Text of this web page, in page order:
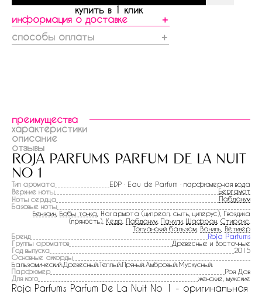
купить в 1 клик
информация о доставке
＋
способы оплаты
＋
преимущества
характеристики
описание
отзывы
roja parfums parfum de la nuit
no 1
Тип аромата
EDP · Eau de Parfum · парфюмерная вода
Верхние ноты
Бергамот
Ноты сердца
Лабданум
Базовые ноты
Бензоин Бобы тонка , Нагармота (ципреол, сыть, циперус), Гвоздика
(пряность), Кедр Лабданум Пачули Шафран Стиракс
Толуанский бальзам Ваниль Ветивер
Бренд
Roja Parfums
Группы ароматов
Древесные и Восточные
Год выпуска
2015
Основные аккорды
Бальзамический:Древесный:Теплый:Пряный:Амбровый:Мускусный:
Парфюмер
Роя Дав
Для кого
женские, мужские
Roja Parfums Parfum De La Nuit No 1 - оригинальная